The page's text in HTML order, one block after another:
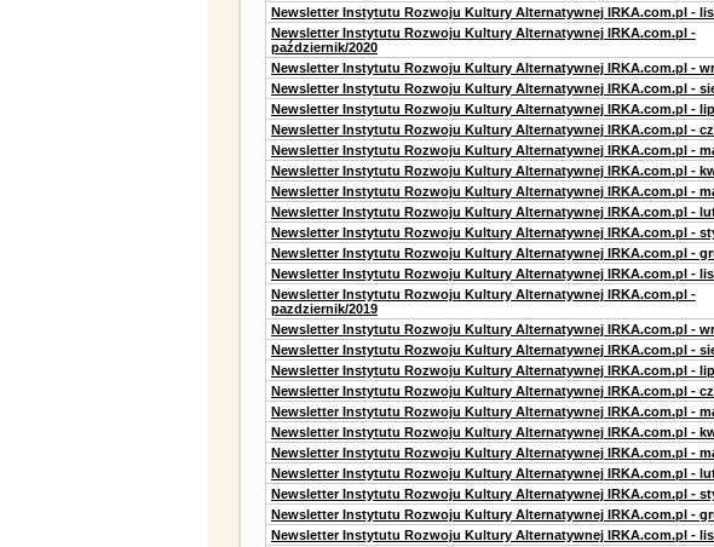
Newsletter Instytutu Rozwoju Kultury Alternatywnej IRKA.com.pl -
Newsletter Instytutu Rozwoju Kultury Alternatywnej IRKA.com.pl -
październik/2020
Newsletter Instytutu Rozwoju Kultury Alternatywnej IRKA.com.pl -
Newsletter Instytutu Rozwoju Kultury Alternatywnej IRKA.com.pl -
Newsletter Instytutu Rozwoju Kultury Alternatywnej IRKA.com.pl -
Newsletter Instytutu Rozwoju Kultury Alternatywnej IRKA.com.pl -
Newsletter Instytutu Rozwoju Kultury Alternatywnej IRKA.com.pl -
Newsletter Instytutu Rozwoju Kultury Alternatywnej IRKA.com.pl -
Newsletter Instytutu Rozwoju Kultury Alternatywnej IRKA.com.pl -
Newsletter Instytutu Rozwoju Kultury Alternatywnej IRKA.com.pl -
Newsletter Instytutu Rozwoju Kultury Alternatywnej IRKA.com.pl -
Newsletter Instytutu Rozwoju Kultury Alternatywnej IRKA.com.pl -
Newsletter Instytutu Rozwoju Kultury Alternatywnej IRKA.com.pl -
Newsletter Instytutu Rozwoju Kultury Alternatywnej IRKA.com.pl -
pazdziernik/2019
Newsletter Instytutu Rozwoju Kultury Alternatywnej IRKA.com.pl -
Newsletter Instytutu Rozwoju Kultury Alternatywnej IRKA.com.pl -
Newsletter Instytutu Rozwoju Kultury Alternatywnej IRKA.com.pl -
Newsletter Instytutu Rozwoju Kultury Alternatywnej IRKA.com.pl -
Newsletter Instytutu Rozwoju Kultury Alternatywnej IRKA.com.pl -
Newsletter Instytutu Rozwoju Kultury Alternatywnej IRKA.com.pl -
Newsletter Instytutu Rozwoju Kultury Alternatywnej IRKA.com.pl -
Newsletter Instytutu Rozwoju Kultury Alternatywnej IRKA.com.pl -
Newsletter Instytutu Rozwoju Kultury Alternatywnej IRKA.com.pl -
Newsletter Instytutu Rozwoju Kultury Alternatywnej IRKA.com.pl -
Newsletter Instytutu Rozwoju Kultury Alternatywnej IRKA.com.pl -